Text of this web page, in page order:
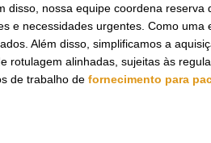
nossa equipe coordena reserva
e necessidades urgentes. Como uma
Além disso, simplificamos a
rotulagem alinhadas, sujeitas às
de trabalho de fornecimento para